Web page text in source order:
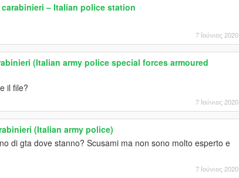
– Italian police station
7 Ιούνιος 2020
(Italian army police special forces armoured
il file?
7 Ιούνιος 2020
(Italian army police)
di gta dove stanno? Scusami ma non sono molto esperto e
7 Ιούνιος 2020